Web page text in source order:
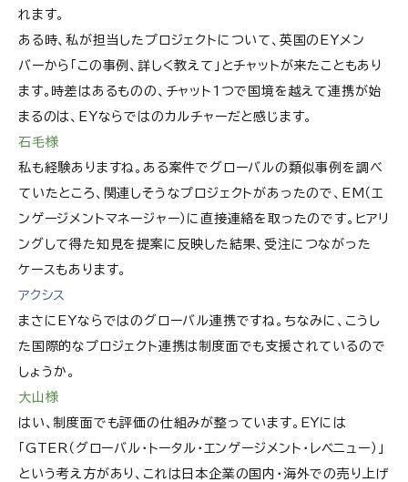
れます。
ある時、私が担当したプロジェクトについて、英国のEYメン
バーから「この事例、詳しく教えて」とチャットが来たこともあり
ます。時差はあるものの、チャット1つで国境を越えて連携が始
まるのは、EYならではのカルチャーだと感じます。
石毛様
私も経験ありますね。ある案件でグローバルの類似事例を調べ
ていたところ、関連しそうなプロジェクトがあったので、EM（エ
ンゲージメントマネージャー）に直接連絡を取ったのです。ヒアリ
ングして得た知見を提案に反映した結果、受注につながった
ケースもあります。
アクシス
まさにEYならではのグローバル連携ですね。ちなみに、こうし
た国際的なプロジェクト連携は制度面でも支援されているので
しょうか。
大山様
はい、制度面でも評価の仕組みが整っています。EYには
「GTER（グローバル・トータル・エンゲージメント・レベニュー）」
という考え方があり、これは日本企業の国内・海外での売り上げ